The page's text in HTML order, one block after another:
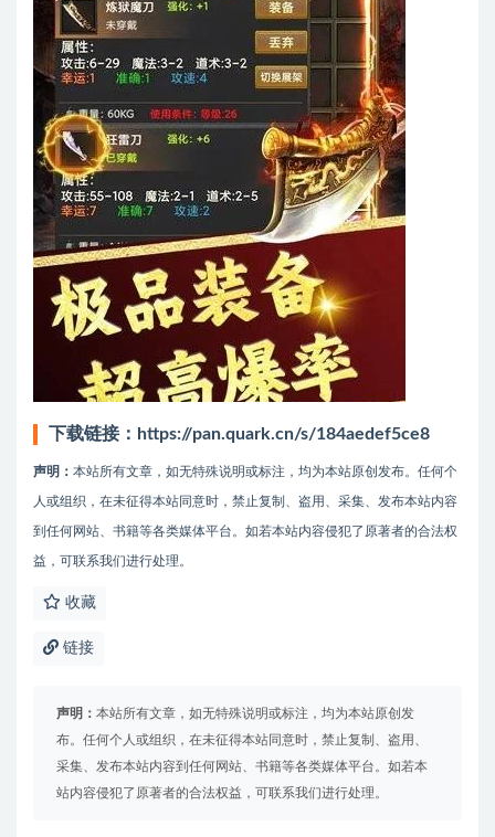
下载链接： https://pan.quark.cn/s/184aedef5ce8
声明： 本站所有文章，如无特殊说明或标注，均为本站原创发布。任何个
人或组织，在未征得本站同意时，禁止复制、盗用、采集、发布本站内容
到任何网站、书籍等各类媒体平台。如若本站内容侵犯了原著者的合法权
益，可联系我们进行处理。
收藏
链接
声明： 本站所有文章，如无特殊说明或标注，均为本站原创发
布。任何个人或组织，在未征得本站同意时，禁止复制、盗用、
采集、发布本站内容到任何网站、书籍等各类媒体平台。如若本
站内容侵犯了原著者的合法权益，可联系我们进行处理。